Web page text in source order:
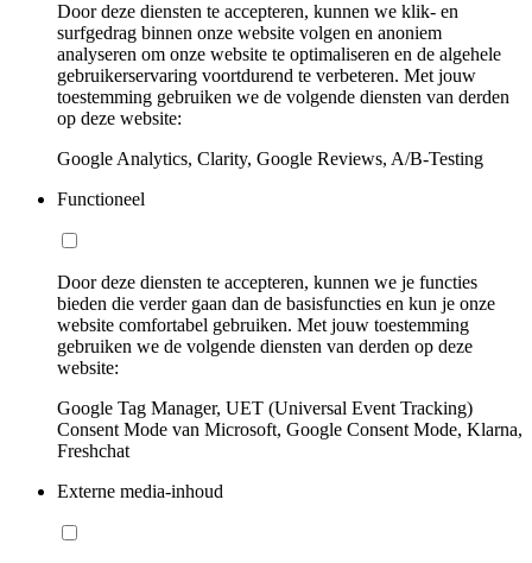
Door deze diensten te accepteren, kunnen we klik- en
surfgedrag binnen onze website volgen en anoniem
analyseren om onze website te optimaliseren en de algehele
gebruikerservaring voortdurend te verbeteren. Met jouw
toestemming gebruiken we de volgende diensten van derden
op deze website:
Google Analytics, Clarity, Google Reviews, A/B-Testing
Functioneel
Door deze diensten te accepteren, kunnen we je functies
bieden die verder gaan dan de basisfuncties en kun je onze
website comfortabel gebruiken. Met jouw toestemming
gebruiken we de volgende diensten van derden op deze
website:
Google Tag Manager, UET (Universal Event Tracking)
Consent Mode van Microsoft, Google Consent Mode, Klarna,
Freshchat
Externe media-inhoud